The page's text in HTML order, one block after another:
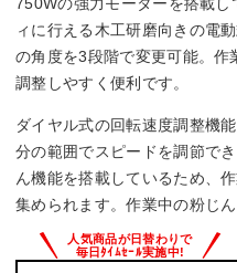
750Wの強力モーターを搭載
ィに行える木工研磨向きの電
の角度を3段階で変更可能。作
調整しやすく便利です。
ダイヤル式の回転速度調整機
分の範囲でスピードを調節で
ん機能を搭載しているため、
集められます。作業中の粉じ